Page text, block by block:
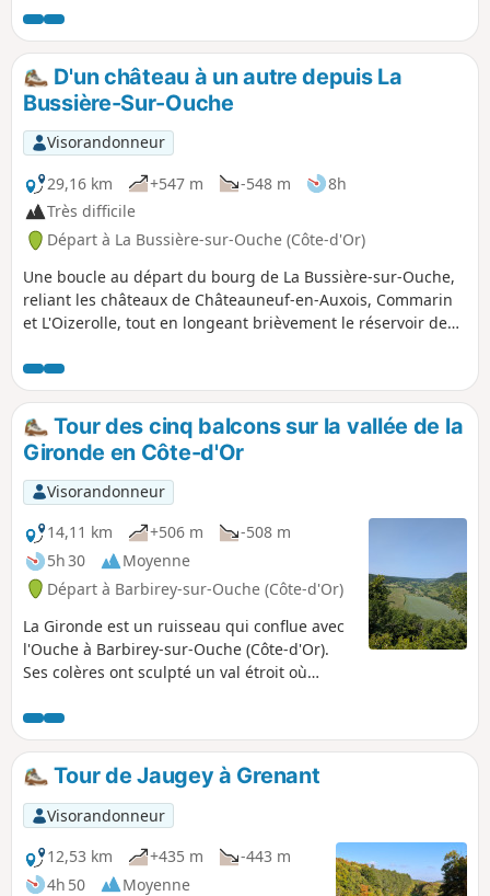
D'un château à un autre depuis La
Bussière-Sur-Ouche
Visorandonneur
29,16 km
+547 m -548 m
8h
Très difficile
Départ à La Bussière-sur-Ouche (Côte-d'Or)
Une boucle au départ du bourg de La Bussière-sur-Ouche,
reliant les châteaux de Châteauneuf-en-Auxois, Commarin
et L'Oizerolle, tout en longeant brièvement le réservoir de
Pourrie", propriété privée appartenant encore à la famille
de l'écrivain bourguignon Henri Vincenot. Circuit long mais
sans difficulté, parcouru d'un pas ordinaire en 8 heures (9
heures si visite des villages).
Tour des cinq balcons sur la vallée de la
Gironde en Côte-d'Or
Visorandonneur
14,11 km
+506 m
-508 m
5h 30
Moyenne
Départ à Barbirey-sur-Ouche (Côte-d'Or)
La Gironde est un ruisseau qui conflue avec
l'Ouche à Barbirey-sur-Ouche (Côte-d'Or).
Ses colères ont sculpté un val étroit où
verdoyants. Le sentier part du lavoir de
Jaugey, classé "Monument remarquable",
pour grimper en face au balcon de la Roche
de s'Laye. Il ira ensuite à celui de la Roche
de l'Eau puis à celui du charmant hameau
de la Montagne. Il repasse ensuite sur le
versant de Jaugey pour grimper à son
balcon avant d'atteindre La Table du Druide,
Tour de Jaugey à Grenant
Visorandonneur
12,53 km
+435 m
-443 m
4h 50
Moyenne